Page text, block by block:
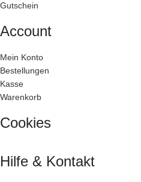
Gutschein
Account
Mein Konto
Bestellungen
Kasse
Warenkorb
Cookies
Hilfe & Kontakt